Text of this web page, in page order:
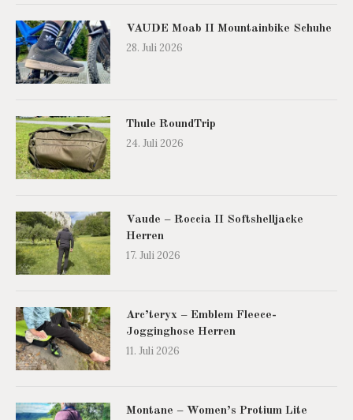
VAUDE Moab II Mountainbike Schuhe
28. Juli 2026
Thule RoundTrip
24. Juli 2026
Vaude – Roccia II Softshelljacke
Herren
17. Juli 2026
Arc’teryx – Emblem Fleece-
Jogginghose Herren
11. Juli 2026
Montane – Women’s Protium Lite